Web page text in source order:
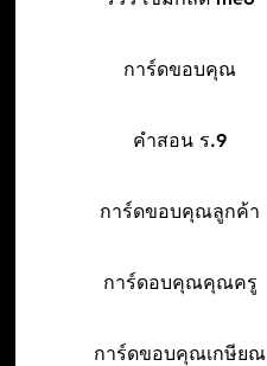
การ์ดขอบคุณ
คำสอน ร.9
การ์ดขอบคุณลูกค้า
การ์ดอบคุณคุณครู
การ์ดขอบคุณเกษียณ